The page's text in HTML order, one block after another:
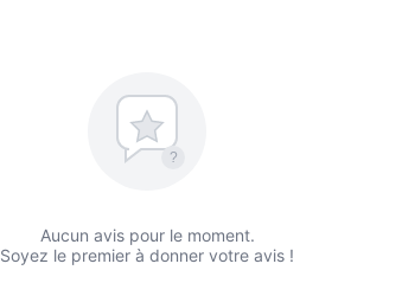
?
Aucun avis pour le moment.
Soyez le premier à donner votre avis !